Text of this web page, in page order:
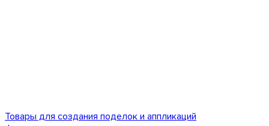
Товары для создания поделок и аппликаций